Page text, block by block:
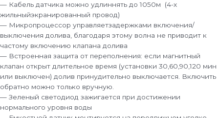
— Кабель датчика можно удлиннять до 1050м (4-х
жильныйэкранированный провод)
— Микропроцессор управляетзадержками включения/
выключения долива, благодаря этому волна не приводит к
частому включению клапана долива
— Встроенная защита от переполнения: если магнитный
клапан открыт длительное время (установки 30,60,90,120 мин
или выключен) долив принудительно выключается. Включить
обратно можно только вручную.
— Зеленый светодиод зажигается при достижении
нормального уровня воды